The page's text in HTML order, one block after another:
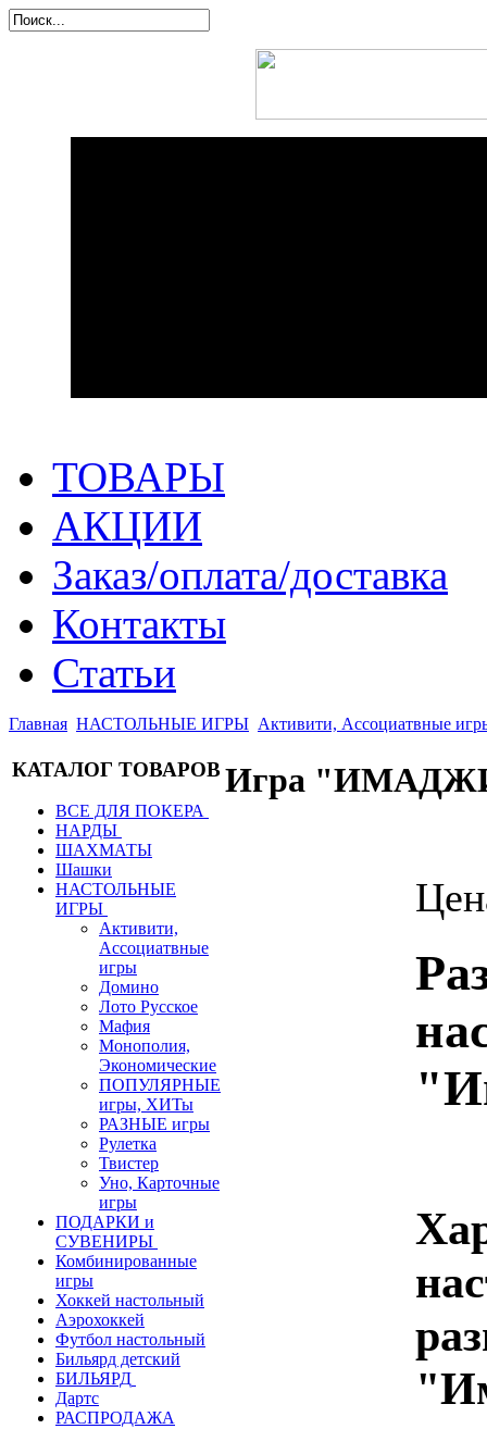
ТОВАРЫ
АКЦИИ
Заказ/оплата/доставка
Контакты
Статьи
Главная НАСТОЛЬНЫЕ ИГРЫ Активити, Ассоциатвные
КАТАЛОГ ТОВАРОВ
ВСЕ ДЛЯ ПОКЕРА
НАРДЫ
ШАХМАТЫ
Шашки
НАСТОЛЬНЫЕ
ИГРЫ
Активити,
Ассоциатвные
игры
Домино
Лото Русское
Мафия
Монополия,
Экономические
ПОПУЛЯРНЫЕ
игры, ХИТы
РАЗНЫЕ игры
Рулетка
Твистер
Уно, Карточные
игры
ПОДАРКИ и
СУВЕНИРЫ
Комбинированные
игры
Хоккей настольный
Аэрохоккей
Футбол настольный
Бильярд детский
БИЛЬЯРД
Дартс
РАСПРОДАЖА
Игра